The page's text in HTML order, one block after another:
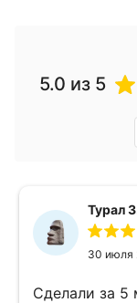
5.0 из 5
Турал
30 июля
Сделали за 5